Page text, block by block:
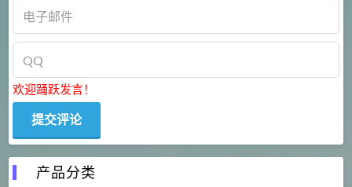
欢迎踊跃发言！
产品分类